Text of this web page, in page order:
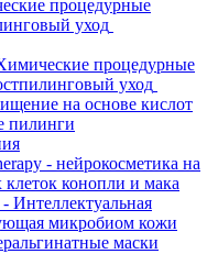
процедурные
уход
процедурные
уход
на основе кислот
пилинги
- нейрокосметика на
клеток конопли и мака
Интеллектуальная
микробиом кожи
маски